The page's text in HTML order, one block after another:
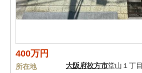
400万円
所在地 大阪府枚方市堂山１丁目